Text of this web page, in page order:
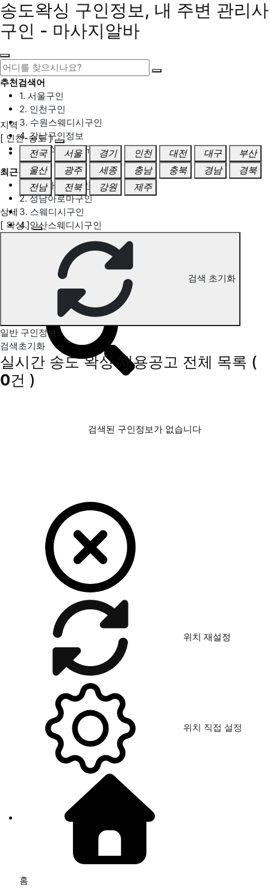
송도왁싱 구인정보, 내 주변 관리사
구인 - 마사지알바
추천검색어
1. 서울구인
2. 인천구인
3. 수원스웨디시구인
4. 강남구인정보
5. 동탄스웨디시구인
최근검색어
1. 일산마사지구인
2. 성남아로마구인
3. 스웨디시구인
4. 안산스웨디시구인
송도 왁싱 구인정보
지역
[ 인천-송도 ]
전국
서울 경기 인천 대전 대구
부산
울산
광주 세종 충남 충북 경남
경북
전남
전북 강원 제주
상세
[ 왁싱 ]
검색 초기화
일반 구인정보
검색초기화
실시간 송도 왁싱 채용공고 전체 목록 (
0건 )
검색된 구인정보가 없습니다
위치 재설정
위치 직접 설정
홈